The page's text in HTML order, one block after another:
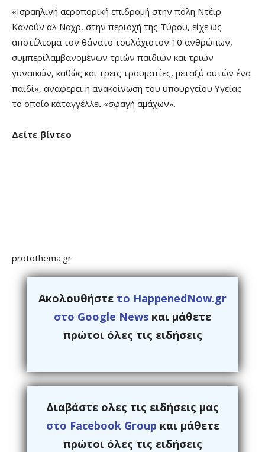
«Ισραηλινή αεροπορική επιδρομή στην πόλη Ντέιρ
Κανούν αλ Ναχρ, στην περιοχή της Τύρου, είχε ως
αποτέλεσμα τον θάνατο τουλάχιστον 10 ανθρώπων,
συμπεριλαμβανομένων τριών παιδιών και τριών
γυναικών, καθώς και τρεις τραυματίες, μεταξύ αυτών ένα
παιδί», αναφέρει η ανακοίνωση του υπουργείου Υγείας
το οποίο καταγγέλλει «σφαγή αμάχων».
Δείτε βίντεο
protothema.gr
Ακολουθήστε το HappenedNow.gr
στο Google News και μάθετε
πρώτοι όλες τις ειδήσεις
Διαβάστε ολες τις ειδήσεις μας
στο Facebook Group και μάθετε
πρώτοι όλες τις ειδήσεις